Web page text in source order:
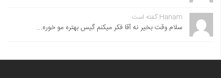
Hanam گفته است:
سلام وقت بخیر نه آقا فکر میکنم گیس بهتره مو خوره...